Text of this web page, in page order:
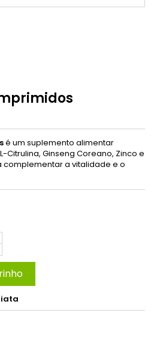
é um suplemento alimentar
Citrulina, Ginseng Coreano, Zinco e
complementar a vitalidade e o